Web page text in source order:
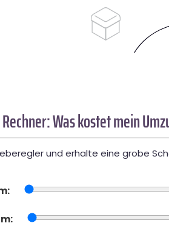
Rechner: Was kostet mein
und erhalte eine grobe